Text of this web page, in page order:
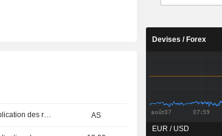
Publication des résultats - Q3 2026 AS
Devises / Forex
EUR / USD